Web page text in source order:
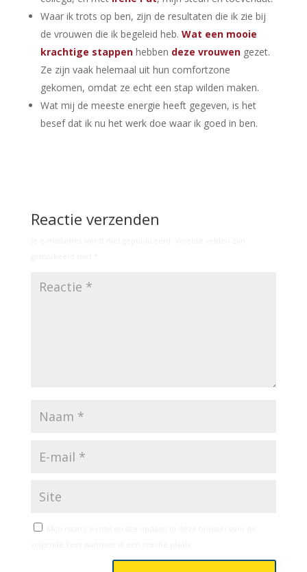
Waar ik trots op ben, zijn de resultaten die ik zie bij
de vrouwen die ik begeleid heb. Wat een mooie
krachtige stappenhebben deze vrouwengezet.
Ze zijn vaak helemaal uit hun comfortzone
gekomen, omdat ze echt een stap wilden maken.
Wat mij de meeste energie heeft gegeven, is het
besef dat ik nu het werk doe waar ik goed in ben.
Reactie verzenden